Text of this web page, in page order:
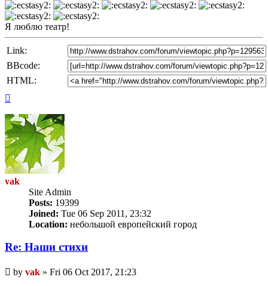
Я люблю театр!
Link:
BBcode:
HTML:
vak
Site Admin
Posts: 19399
Joined: Tue 06 Sep 2011, 23:32
Location: небольшой европейский город
Re: Наши стихи
Unread
post
by vak » Fri 06 Oct 2017, 21:23